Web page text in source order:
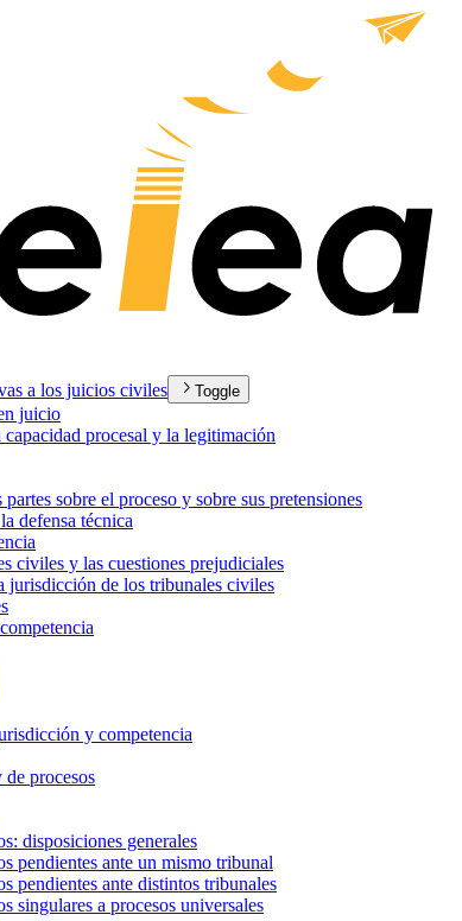
a los juicios civiles Toggle
juicio
procesal y la legitimación
sobre el proceso y sobre sus pretensiones
defensa técnica
civiles y las cuestiones prejudiciales
jurisdicción de los tribunales civiles
y competencia
procesos
disposiciones generales
pendientes ante un mismo tribunal
pendientes ante distintos tribunales
singulares a procesos universales